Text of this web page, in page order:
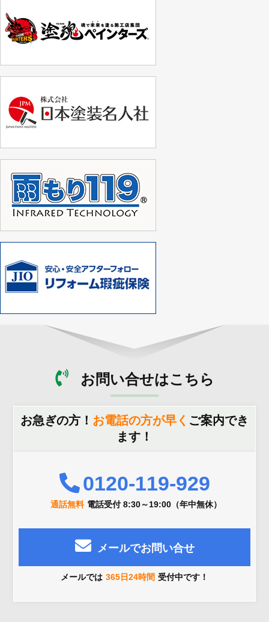
お問い合せはこちら
お急ぎの方！ お電話の方が早く ご案内でき
ます！
0120-119-929
通話無料 電話受付 8:30～19:00（年中無休）
メールでお問い合せ
メールでは 365日24時間 受付中です！